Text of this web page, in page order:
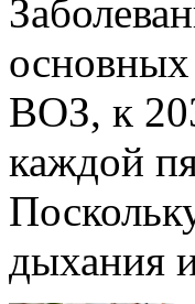
ВОЗ, к
каждой
дыхания